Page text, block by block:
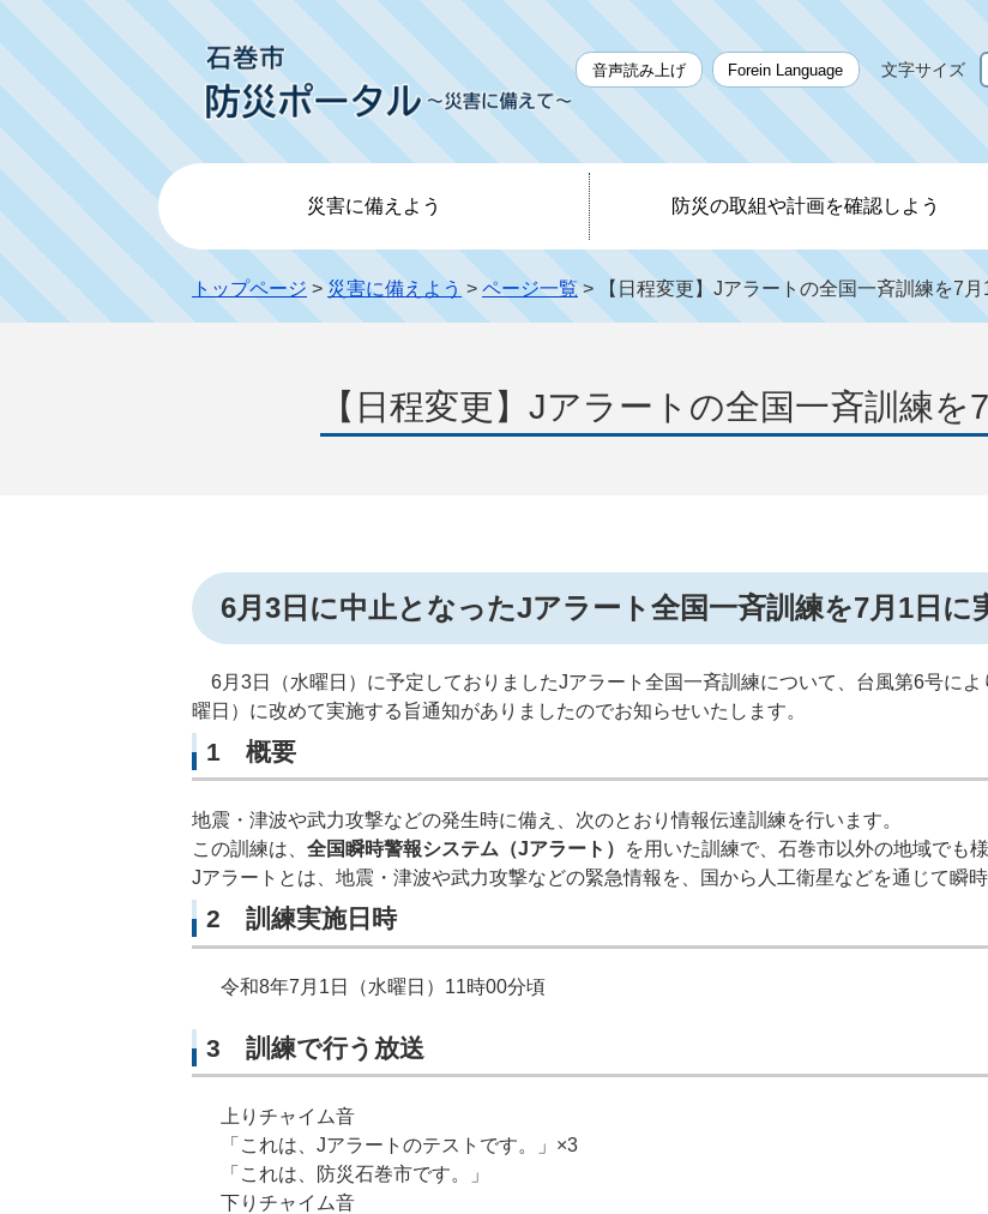
音声読み上げ Forein Language 文字サイズ
災害に備えよう 防災の取組や計画を確認しよう
トップページ > 災害に備えよう > ページ一覧 > 【日程変更】Jアラートの全国一斉訓練を7
【日程変更】Jアラートの全国一斉訓練
6月3日に中止となったJアラート全国一斉訓練を7月1日に
6月3日（水曜日）に予定しておりましたJアラート全国一斉訓練について、台風第6号に
曜日）に改めて実施する旨通知がありましたのでお知らせいたします。
1 概要
地震・津波や武力攻撃などの発生時に備え、次のとおり情報伝達訓練を行います。
この訓練は、 全国瞬時警報システム（Jアラート）
を用いた訓練で、石巻市以外の地域でも
Jアラートとは、地震・津波や武力攻撃などの緊急情報を、国から人工衛星などを通じて瞬
2 訓練実施日時
令和8年7月1日（水曜日）11時00分頃
3 訓練で行う放送
上りチャイム音
「これは、Jアラートのテストです。」×3
「これは、防災石巻市です。」
下りチャイム音